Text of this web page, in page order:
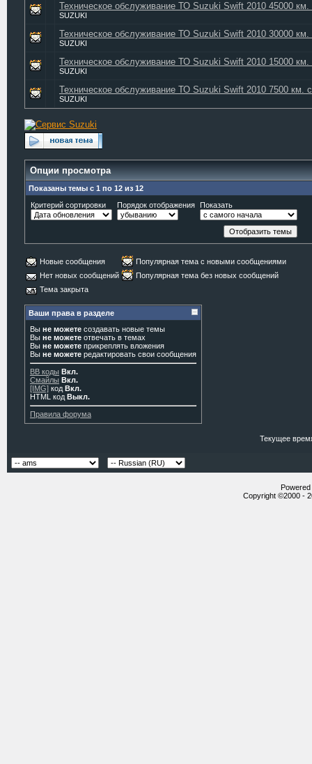
Техническое обслуживание ТО Suzuki Swift 2010 45000 км.
SUZUKI
Техническое обслуживание ТО Suzuki Swift 2010 30000 км.
SUZUKI
Техническое обслуживание ТО Suzuki Swift 2010 15000 км.
SUZUKI
Техническое обслуживание ТО Suzuki Swift 2010 7500 км.
SUZUKI
Опции просмотра
Показаны темы с 1 по 12 из 12
Критерий сортировки
Порядок отображения Показать
Новые сообщения
Популярная тема с новыми сообщениями
Нет новых сообщений
Популярная тема без новых сообщений
Тема закрыта
Ваши права в разделе
Вы не можете создавать новые темы
Вы не можете отвечать в темах
Вы не можете прикреплять вложения
Вы не можете редактировать свои сообщения
BB коды Вкл.
Смайлы Вкл.
[IMG] код Вкл.
HTML код Выкл.
Правила форума
Текущее
Copyright ©2000 -